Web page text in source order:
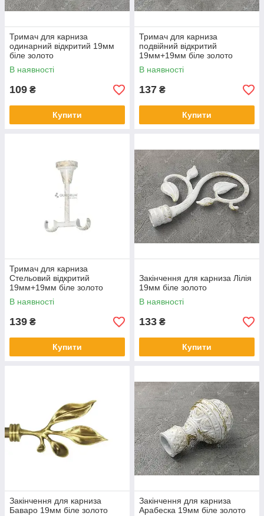
Тримач для карниза
одинарний відкритий 19мм
біле золото
В наявності
109 ₴
Купити
Тримач для карниза
подвійний відкритий
19мм+19мм біле золото
В наявності
137 ₴
Купити
Тримач для карниза
Стельовий відкритий
19мм+19мм біле золото
В наявності
139 ₴
Купити
Закінчення для карниза Лілія
19мм біле золото
В наявності
133 ₴
Купити
Закінчення для карниза
Баваро 19мм біле золото
Закінчення для карниза
Арабеска 19мм біле золото